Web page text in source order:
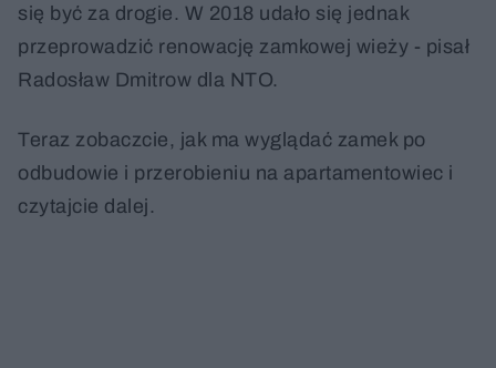
się być za drogie. W 2018 udało się jednak
przeprowadzić renowację zamkowej wieży - pisał
Radosław Dmitrow dla NTO.
Teraz zobaczcie, jak ma wyglądać zamek po
odbudowie i przerobieniu na apartamentowiec i
czytajcie dalej.